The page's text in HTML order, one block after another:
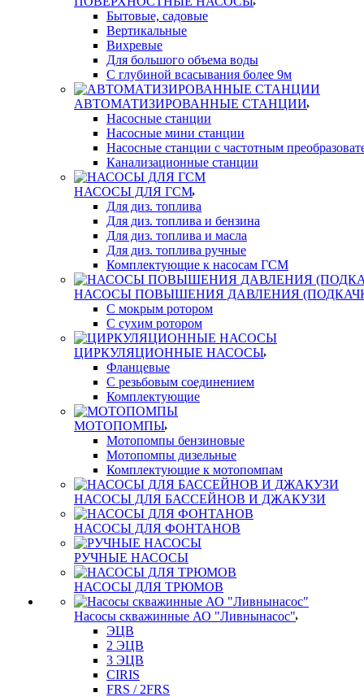
Бытовые, садовые
Вертикальные
Вихревые
Для большого объема воды
С глубиной всасывания более 9м
АВТОМАТИЗИРОВАННЫЕ СТАНЦИИ
Насосные станции
Насосные мини станции
Насосные станции с частотным
Канализационные станции
НАСОСЫ ДЛЯ ГСМ
Для диз. топлива
Для диз. топлива и бензина
Для диз. топлива и масла
Для диз. топлива ручные
Комплектующие к насосам ГСМ
НАСОСЫ ПОВЫШЕНИЯ ДАВЛЕНИЯ
С мокрым ротором
С сухим ротором
ЦИРКУЛЯЦИОННЫЕ НАСОСЫ
Фланцевые
С резьбовым соединением
Комплектующие
МОТОПОМПЫ
Мотопомпы бензиновые
Мотопомпы дизельные
Комплектующие к мотопомпам
НАСОСЫ ДЛЯ БАССЕЙНОВ И ДЖАКУЗИ
НАСОСЫ ДЛЯ ФОНТАНОВ
РУЧНЫЕ НАСОСЫ
НАСОСЫ ДЛЯ ТРЮМОВ
Насосы скважинные АО "Ливнынасос"
ЭЦВ
2 ЭЦВ
3 ЭЦВ
CIRIS
FRS / 2FRS